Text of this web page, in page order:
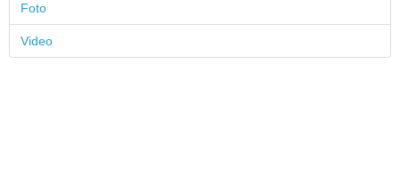
Foto
Video